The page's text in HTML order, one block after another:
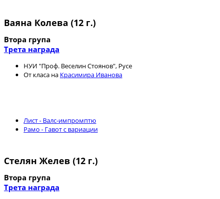
Ваяна Колева (12 г.)
Втора група
Трета награда
НУИ "Проф. Веселин Стоянов", Русе
От класа на Красимира Иванова
Лист - Валс-импромптю
Рамо - Гавот с вариации
Стелян Желев (12 г.)
Втора група
Трета награда